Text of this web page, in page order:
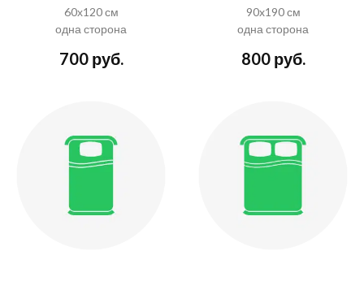
60х120 см
одна сторона
700 руб.
90x190 см
одна сторона
800 руб.